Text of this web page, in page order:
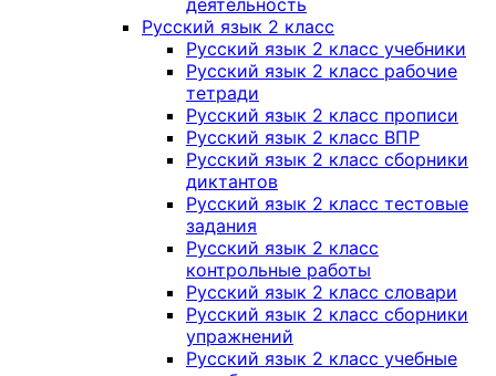
деятельность
Русский язык 2 класс
Русский язык 2 класс учебники
Русский язык 2 класс рабочие
тетради
Русский язык 2 класс прописи
Русский язык 2 класс ВПР
Русский язык 2 класс сборники
диктантов
Русский язык 2 класс тестовые
задания
Русский язык 2 класс
контрольные работы
Русский язык 2 класс словари
Русский язык 2 класс сборники
упражнений
Русский язык 2 класс учебные